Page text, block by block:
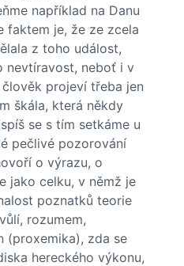
například na Danu
faktem je, že ze zcela
z toho událost,
nevtíravost, neboť i v
projeví třeba jen
škála, která někdy
se s tím setkáme u
pečlivé pozorování
o výrazu, o
jako celku, v němž je
poznatků teorie
rozumem,
(proxemika), zda se
hereckého výkonu,